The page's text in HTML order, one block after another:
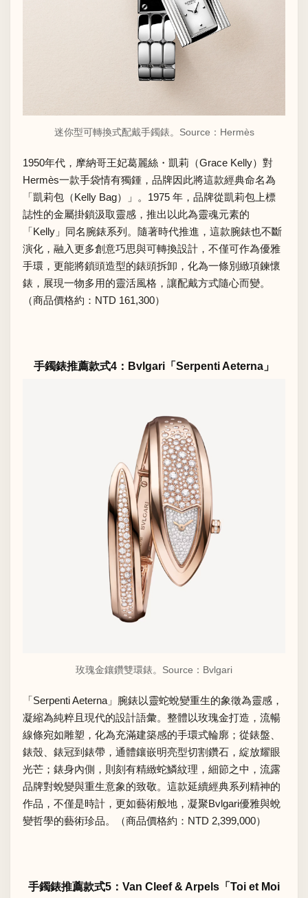
迷你型可轉換式配戴手鐲錶。Source： Hermès
1950年代，摩納哥王妃葛麗絲・凱莉（Grace Kelly）對
Hermès一款手袋情有獨鍾，品牌因此將這款經典命名為
「凱莉包（Kelly Bag）」。1975 年，品牌從凱莉包上標
誌性的金屬掛鎖汲取靈感，推出以此為靈魂元素的
「Kelly」同名腕錶系列。隨著時代推進，這款腕錶也不斷
演化，融入更多創意巧思與可轉換設計，不僅可作為優雅
手環，更能將鎖頭造型的錶頭拆卸，化為一條別緻項鍊懷
錶，展現一物多用的靈活風格，讓配戴方式隨心而變。
（商品價格約：NTD 161,300）
手鐲錶推薦款式4：Bvlgari「Serpenti Aeterna」
玫瑰金鑲鑽雙環錶。Source： Bvlgari
「Serpenti Aeterna」腕錶以靈蛇蛻變重生的象徵為靈感，
凝縮為純粹且現代的設計語彙。整體以玫瑰金打造，流暢
線條宛如雕塑，化為充滿建築感的手環式輪廓；從錶盤、
錶殼、錶冠到錶帶，通體鑲嵌明亮型切割鑽石，綻放耀眼
光芒；錶身內側，則刻有精緻蛇鱗紋理，細節之中，流露
品牌對蛻變與重生意象的致敬。這款延續經典系列精神的
作品，不僅是時計，更如藝術般地，凝聚Bvlgari優雅與蛻
變哲學的藝術珍品。（商品價格約：NTD 2,399,000）
手鐲錶推薦款式5：Van Cleef & Arpels「Toi et Moi